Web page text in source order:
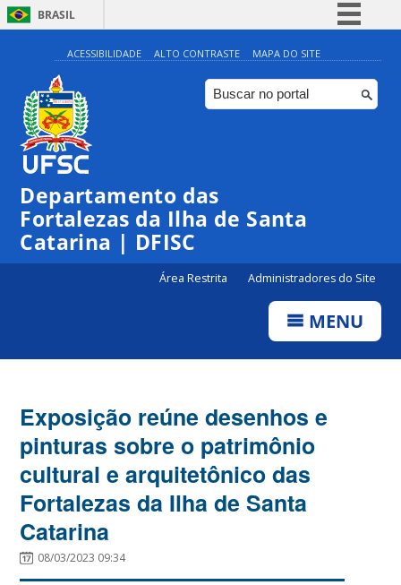
BRASIL
Simplifique!
Comunica BR
Participe
ACESSIBILIDADE ALTO CONTRASTE MAPA DO SITE
Departamento das
Fortalezas da Ilha de Santa
Catarina | DFISC
Área Restrita Administradores do Site
MENU
Exposição reúne desenhos e
pinturas sobre o patrimônio
cultural e arquitetônico das
Fortalezas da Ilha de Santa
Catarina
08/03/2023 09:34